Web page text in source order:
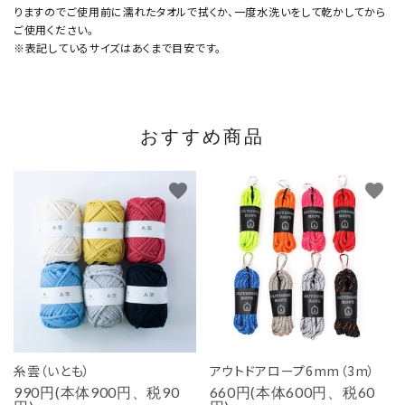
りますのでご使用前に濡れたタオルで拭くか、一度水洗いをして乾かしてから
ご使用ください。
※表記しているサイズはあくまで目安です。
おすすめ商品
糸雲（いとも）
990円(本体900円、税90
favorite
アウトドアロープ6mm（3m）
660円(本体600円、税60
favorite